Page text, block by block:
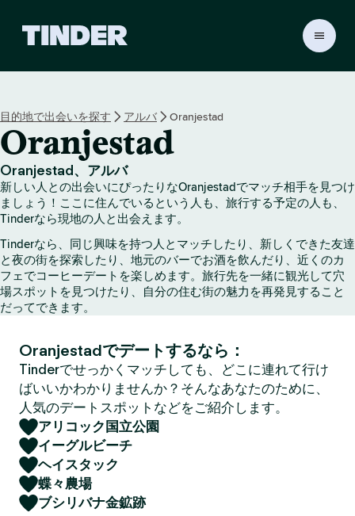
r
ホ
ー
ペ
ー
ジ
目的地で出会いを探す アルバ Oranjestad
Oranjestad
Oranjestad、アルバ
新しい人との出会いにぴったりなOranjestadでマッチ相手を見つけ
ましょう！ここに住んでいるという人も、旅行する予定の人も、
Tinderなら現地の人と出会えます。
Tinderなら、同じ興味を持つ人とマッチしたり、新しくできた友達
と夜の街を探索したり、地元のバーでお酒を飲んだり、近くのカ
フェでコーヒーデートを楽しめます。旅行先を一緒に観光して穴
場スポットを見つけたり、自分の住む街の魅力を再発見すること
だってできます。
Oranjestadでデートするなら：
Tinderでせっかくマッチしても、どこに連れて行け
ばいいかわかりませんか？そんなあなたのために、
人気のデートスポットなどをご紹介します。
アリコック国立公園
イーグルビーチ
ヘイスタック
蝶々農場
ブシリバナ金鉱跡